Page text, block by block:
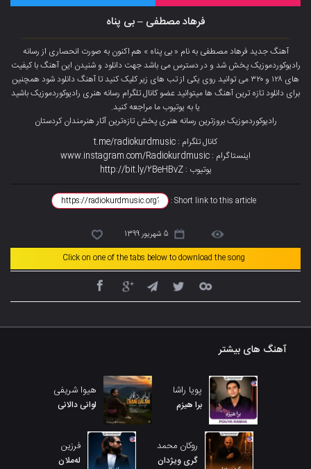
فرهاد مصطفی – بی پناه
آهنگ جدید فرهاد مصطفی به نام « بی پناه » هم اکنون به صورت انحصاری از رسانه
رادیوکوردموزیک پخش شد و در دسترس می باشد جهت دانلود و شنیدن این آهنگ با کیفیت
های ۱۲۸ و ۳۲۰ می توانید روی یکی از تب های زیر کلیک کنید تا آهنگ دانلود شود همچنین
برای دانلود تازه ترین آهنگ ها میتوانید عضو کانال تلگرام رسانه هنری رادیوکوردموزیک باشید
یا به یوتیوب ما مراجعه کنید.
رادیوکوردموزیک بروزترین رسانه هنری پخش تازەترین آثار هنرمندان کردستان
کانال تلگرام : t.me/radiokurdmusic
اینستاگرام : www.instagram.com/Radiokurdmusic
یوتیوب : http://bit.ly/2BeHBvZ
Short link to this article :
5 شهریور 1399
Click on one of the tabs below to download the song
آهنگ های بیشتر
پویا راشا
برا هیزم
هیوا شریفی
لوانی دالانی
روکان محمد
گری ویژدان
فرزین
لەملان